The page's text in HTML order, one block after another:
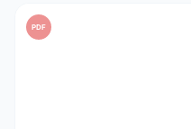
PDF